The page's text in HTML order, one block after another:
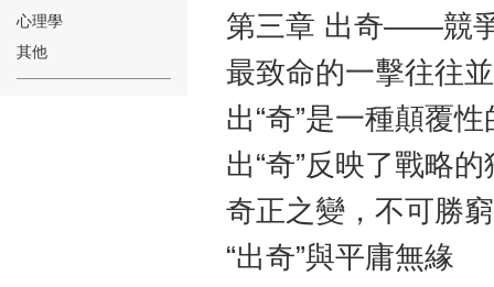
心理學
其他
第三章 出奇——競
最致命的一擊往往
出“奇”是一種顛覆
出“奇”反映了戰略
奇正之變，不可勝
“出奇”與平庸無緣